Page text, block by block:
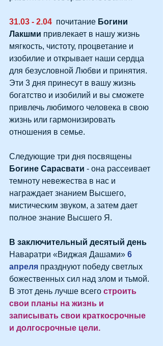
31.03 - 2.04 почитание Богини
Лакшми привлекает в нашу жизнь
мягкость, чистоту, процветание и
изобилие и открывает наши сердца
для безусловной Любви и принятия.
Эти 3 дня принесут в вашу жизнь
богатство и изобилий и вы сможете
привлечь любимого человека в свою
жизнь или гармонизировать
отношения в семье.
Следующие три дня посвящены
Богине Сарасвати - она рассеивает
темноту невежества в нас и
награждает знанием Высшего,
мистическим звуком, а затем дает
полное знание Высшего Я.
В заключительный десятый день
Наваратри «Виджая Дашами» 6
апреля празднуют победу светлых
божественных сил над злом и тьмой.
В этот день лучше всего строить
свои планы на жизнь и
записывать свои краткосрочные
и долгосрочные цели.